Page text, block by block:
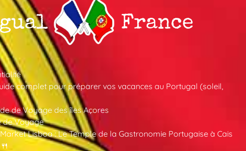
complet pour préparer vos vacances au Portugal (soleil,
de Voyage des îles Açores
de Voyage
Lisboa : Le Temple de la Gastronomie Portugaise à Cais